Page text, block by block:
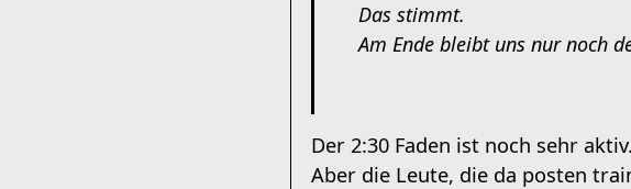
Das stimmt.
Am Ende bleibt uns nur noch
Der 2:30 Faden ist noch sehr aktiv.
Aber die Leute, die da posten